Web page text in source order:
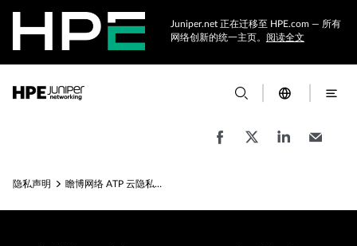
Juniper.net 正在迁移至 HPE.com — 所有
网络创新的统一主页。 阅读全文
隐私声明 瞻博网络 ATP 云隐私政策补充条款